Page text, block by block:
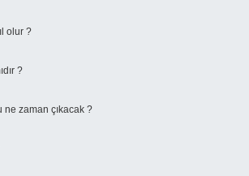
olur ?
?
ne zaman çıkacak ?